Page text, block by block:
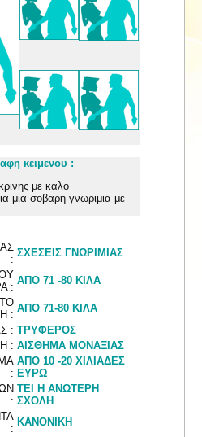
κειμενου :
με καλο
μια σοβαρη γνωριμια με
:
ΣΧΕΣΕΙΣ ΓΝΩΡΙΜΙΑΣ
:
ΑΠΟ 71 -80 ΚΙΛΑ
:
ΑΠΟ 71-80 ΚΙΛΑ
: ΤΡΥΦΕΡΟΣ
: ΑΙΣΘΗΜΑ ΜΟΝΑΞΙΑΣ
:
ΑΠΟ 10 -20 ΧΙΛΙΑΔΕΣ
ΕΥΡΩ
:
ΤΕΙ Η ΑΝΩΤΕΡΗ
ΣΧΟΛΗ
:
ΚΑΝΟΝΙΚΗ